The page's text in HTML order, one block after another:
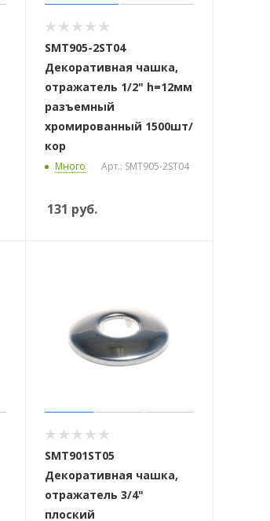
SMT905-2ST04
Декоративная чашка,
отражатель 1/2" h=12мм
разъемный
хромированный 1500шт/
кор
Много Арт.: SMT905-2ST04
131 руб.
SMT901ST05
Декоративная чашка,
отражатель 3/4"
плоский